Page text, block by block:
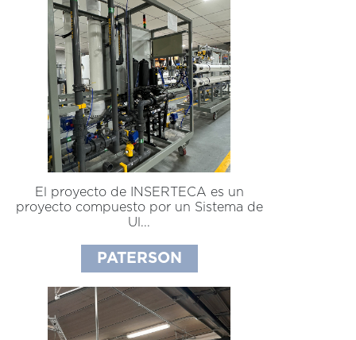
El proyecto de INSERTECA es un
proyecto compuesto por un Sistema de
Ul...
PATERSON